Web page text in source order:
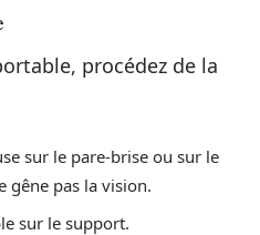
procédez de la
sur le pare-brise ou sur le
gêne pas la vision.
sur le support.